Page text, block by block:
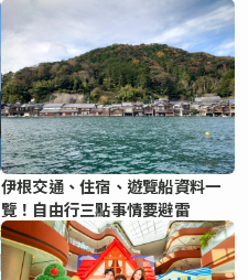
伊根交通、住宿、遊覽船資料一
覽！自由行三點事情要避雷